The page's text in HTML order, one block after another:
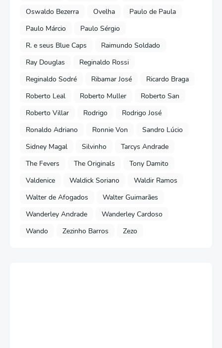
Oswaldo Bezerra
Ovelha
Paulo de Paula
Paulo Márcio
Paulo Sérgio
R. e seus Blue Caps
Raimundo Soldado
Ray Douglas
Reginaldo Rossi
Reginaldo Sodré
Ribamar José
Ricardo Braga
Roberto Leal
Roberto Muller
Roberto San
Roberto Villar
Rodrigo
Rodrigo José
Ronaldo Adriano
Ronnie Von
Sandro Lúcio
Sidney Magal
Silvinho
Tarcys Andrade
The Fevers
The Originals
Tony Damito
Valdenice
Waldick Soriano
Waldir Ramos
Walter de Afogados
Walter Guimarães
Wanderley Andrade
Wanderley Cardoso
Wando
Zezinho Barros Zezo